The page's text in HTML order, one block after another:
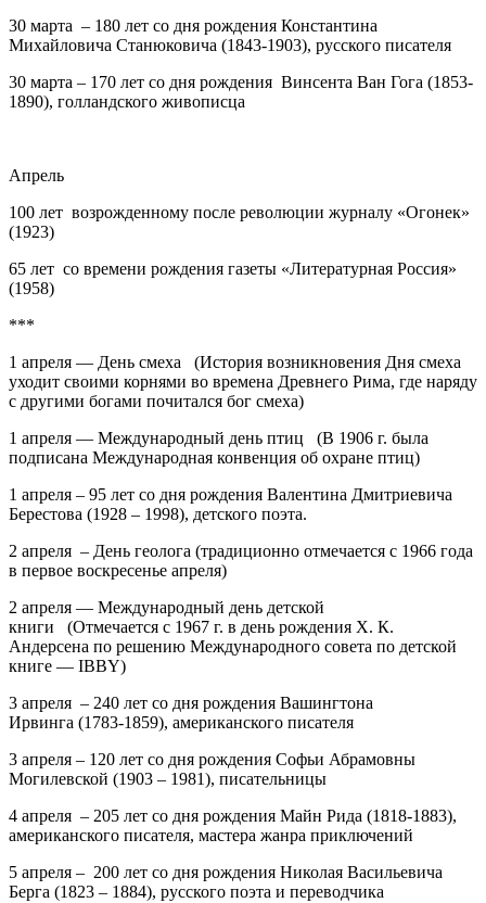
30 марта – 180 лет со дня рождения Константина
Михайловича Станюковича (1843-1903), русского писателя
30 марта – 170 лет со дня рождения Винсента Ван Гога (1853-
1890), голландского живописца
Апрель
100 лет возрожденному после революции журналу «Огонек»
(1923)
65 лет со времени рождения газеты «Литературная Россия»
(1958)
***
1 апреля — День смеха (История возникновения Дня смеха
уходит своими корнями во времена Древнего Рима, где наряду
с другими богами почитался бог смеха)
1 апреля — Международный день птиц (В 1906 г. была
подписана Международная конвенция об охране птиц)
1 апреля – 95 лет со дня рождения Валентина Дмитриевича
Берестова (1928 – 1998), детского поэта.
2 апреля – День геолога (традиционно отмечается с 1966 года
в первое воскресенье апреля)
2 апреля — Международный день детской
книги (Отмечается с 1967 г. в день рождения Х. К.
Андерсена по решению Международного совета по детской
книге — IBBY)
3 апреля – 240 лет со дня рождения Вашингтона
Ирвинга (1783-1859), американского писателя
3 апреля – 120 лет со дня рождения Софьи Абрамовны
Могилевской (1903 – 1981), писательницы
4 апреля – 205 лет со дня рождения Майн Рида (1818-1883),
американского писателя, мастера жанра приключений
5 апреля – 200 лет со дня рождения Николая Васильевича
Берга (1823 – 1884), русского поэта и переводчика